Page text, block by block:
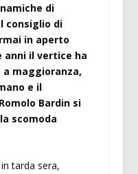
di
consiglio di
in aperto
anni il vertice ha
maggioranza,
e il
Bardin si
scomoda
tarda sera,